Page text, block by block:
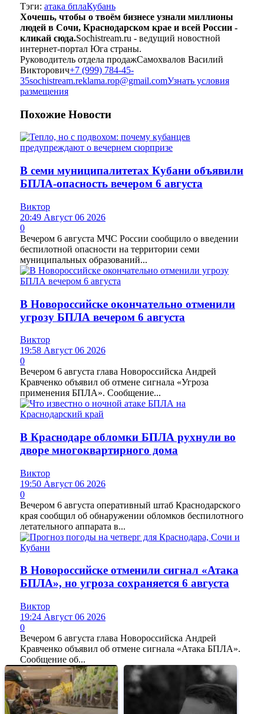
Тэги: атака бплаКубань
Хочешь, чтобы о твоём бизнесе узнали миллионы
людей в Сочи, Краснодарском крае и всей России -
кликай сюда.Sochistream.ru - ведущий новостной
интернет-портал Юга страны.
Руководитель отдела продажСамохвалов Василий
Викторович+7 (999) 784-45-
35sochistream.reklama.rop@gmail.comУзнать условия
размещения
Похожие Новости
В семи муниципалитетах Кубани объявили
БПЛА-опасность вечером 6 августа
Виктор
20:49 Август 06 2026
0
Вечером 6 августа МЧС России сообщило о введении
беспилотной опасности на территории семи
муниципальных образований...
В Новороссийске окончательно отменили
угрозу БПЛА вечером 6 августа
Виктор
19:58 Август 06 2026
0
Вечером 6 августа глава Новороссийска Андрей
Кравченко объявил об отмене сигнала «Угроза
применения БПЛА». Сообщение...
В Краснодаре обломки БПЛА рухнули во
дворе многоквартирного дома
Виктор
19:50 Август 06 2026
0
Вечером 6 августа оперативный штаб Краснодарского
края сообщил об обнаружении обломков беспилотного
летательного аппарата в...
В Новороссийске отменили сигнал «Атака
БПЛА», но угроза сохраняется 6 августа
Виктор
19:24 Август 06 2026
0
Вечером 6 августа глава Новороссийска Андрей
Кравченко объявил об отмене сигнала «Атака БПЛА».
Сообщение об...